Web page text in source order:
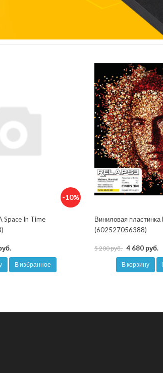
-10%
Space In Time
В избранное
Виниловая пластинка
(602527056388)
5 200 руб. 4 680 руб.
В корзину